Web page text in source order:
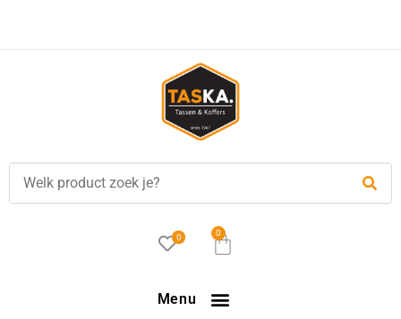
besteld, is vandaag verzonden!
0 0
Menu